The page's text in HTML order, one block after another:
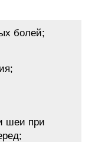
болей;
шеи при